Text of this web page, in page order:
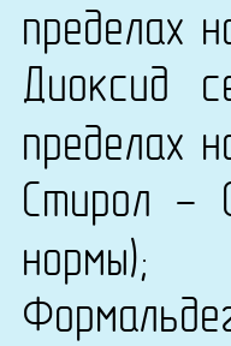
пределах
Диоксид
пределах
Стирол -
нормы);